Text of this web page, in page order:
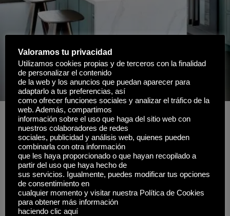
SILESTONE es una marca única especializada en encimeras de
cocina y baños que congrega lo mejor de la piedra natural haciendo
que sea una marca de referencia en el sector.
Valoramos tu privacidad
Utilizamos cookies propias y de terceros con la finalidad
de personalizar el contenido
de la web y los anuncios que puedan aparecer para
adaptarlo a tus preferencias, así
como ofrecer funciones sociales y analizar el tráfico de la
web. Además, compartimos
información sobre el uso que haga del sitio web con
nuestros colaboradores de redes
sociales, publicidad y análisis web, quienes pueden
combinarla con otra información
que les haya proporcionado o que hayan recopilado a
partir del uso que haya hecho de
sus servicios. Igualmente, puedes modificar tus opciones
de consentimiento en
cualquier momento y visitar nuestra Política de Cookies
para obtener más información
haciendo clic aquí